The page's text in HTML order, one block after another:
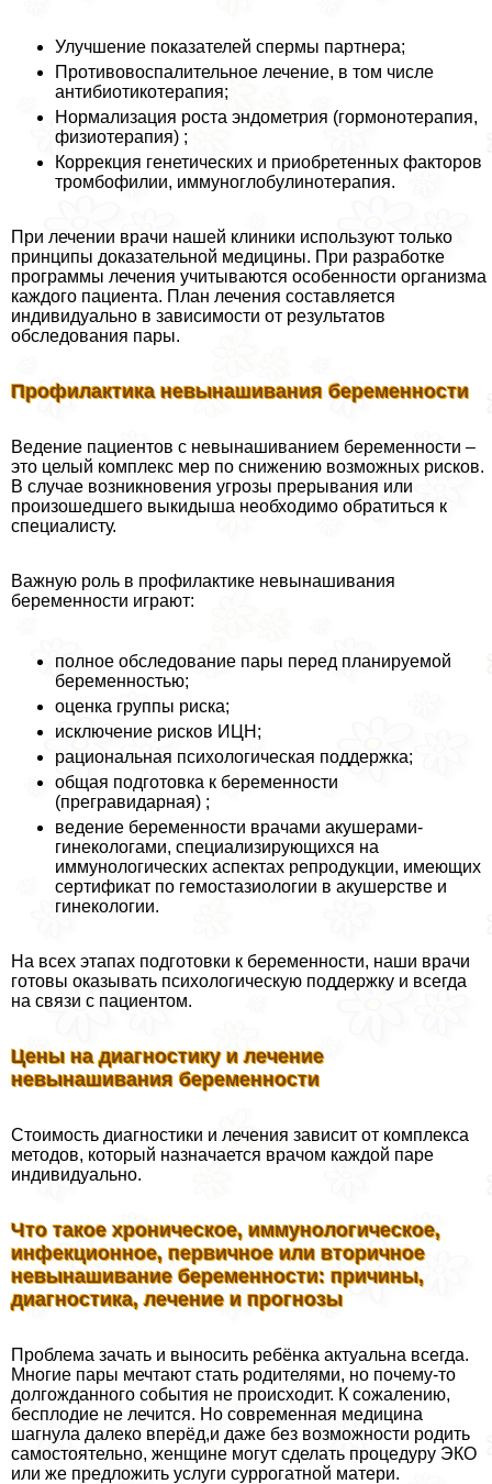
Улучшение показателей cпepмы партнера;
Противовоспалительное лечение, в том числе
антибиотикотерапия;
Нормализация роста эндометрия (гормонотерапия,
физиотерапия) ;
Коррекция генетических и приобретенных факторов
тромбофилии, иммуноглобулинотерапия.
При лечении врачи нашей клиники используют только
принципы доказательной медицины. При разработке
программы лечения учитываются особенности организма
каждого пациента. План лечения составляется
индивидуально в зависимости от результатов
обследования пары.
Профилактика невынашивания беременности
Ведение пациентов с невынашиванием беременности –
это целый комплекс мер по снижению возможных рисков.
В случае возникновения угрозы прерывания или
произошедшего выкидыша необходимо обратиться к
специалисту.
Важную роль в профилактике невынашивания
беременности играют:
полное обследование пары перед планируемой
беременностью;
оценка группы риска;
исключение рисков ИЦН;
рациональная психологическая поддержка;
общая подготовка к беременности
(прегравидарная) ;
ведение беременности врачами акушерами-
гинекологами, специализирующихся на
иммунологических аспектах репродукции, имеющих
сертификат по гемостазиологии в акушерстве и
гинекологии.
На всех этапах подготовки к беременности, наши врачи
готовы оказывать психологическую поддержку и всегда
на связи с пациентом.
Цены на диагностику и лечение
невынашивания беременности
Стоимость диагностики и лечения зависит от комплекса
методов, который назначается врачом каждой паре
индивидуально.
Что такое хроническое, иммунологическое,
инфекционное, первичное или вторичное
невынашивание беременности: причины,
диагностика, лечение и прогнозы
Проблема зачать и выносить ребёнка актуальна всегда.
Многие пары мечтают стать родителями, но почему-то
долгожданного события не происходит. К сожалению,
бесплодие не лечится. Но современная медицина
шагнула далеко вперёд,и даже без возможности родить
самостоятельно, женщине могут сделать процедуру ЭКО
или же предложить услуги суррогатной матери.